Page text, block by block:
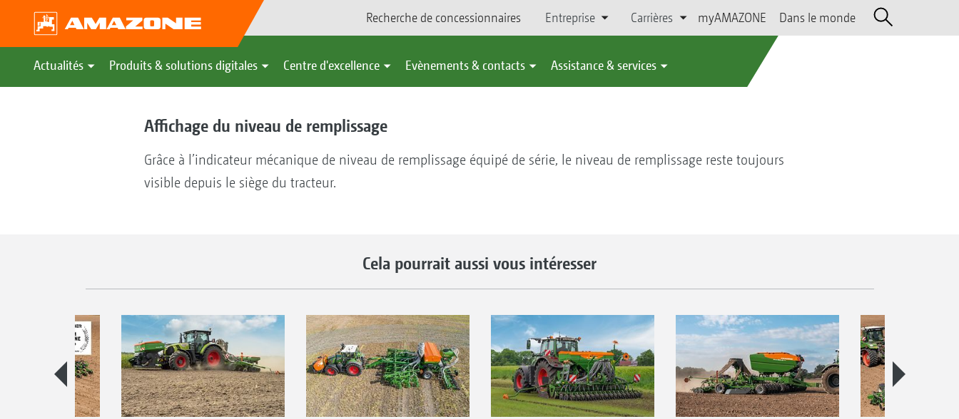
Recherche de concessionnaires Entreprise Carrières myAMAZONE Dans le monde
Actualités Produits & solutions digitales Centre d'excellence Evènements & contacts Assistance & services
Affichage du niveau de remplissage
Grâce à l’indicateur mécanique de niveau de remplissage équipé de série, le niveau de remplissage reste toujours
visible depuis le siège du tracteur.
Cela pourrait aussi vous intéresser